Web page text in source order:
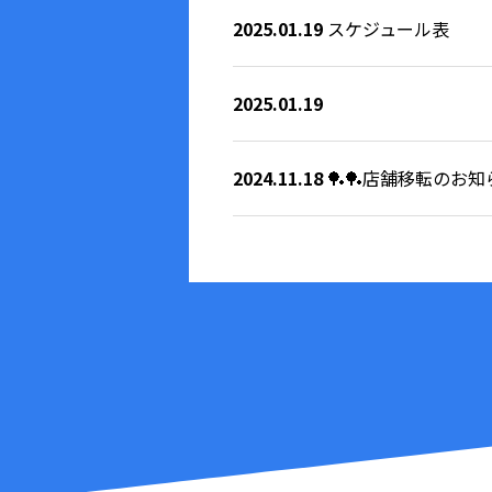
2025.01.19スケジュール表
2025.01.19
2024.11.18🏓🏓店舗移転のお知